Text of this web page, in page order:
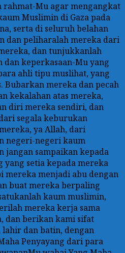
rahmat-Mu agar mengangkat
Muslimin di Gaza pada
serta di seluruh belahan
dan peliharalah mereka dari
dan tunjukkanlah
dan keperkasaan-Mu yang
ahli tipu muslihat, yang
Bubarkan mereka dan pecah
kekalahan atas mereka,
diri mereka sendiri, dan
segala keburukan
ya Allah, dari
negeri-negeri kaum
jangan sampaikan kepada
setia kepada mereka
mereka menjadi abu dengan
kaum muslimin,
mereka kerja sama
dan berikan kami sifat
dan batin, dengan
Penyayang dari para